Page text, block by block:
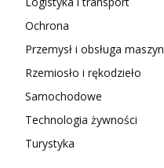
Ochrona
Przemysł i obsługa maszyn
Rzemiosło i rękodzieło
Samochodowe
Technologia żywności
Turystyka